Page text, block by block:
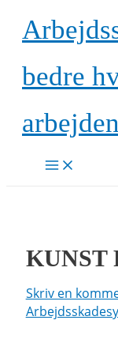
bedre
Main
Menu
KUNST
Skriv en